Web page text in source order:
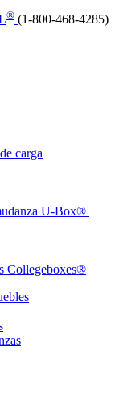
® (1-800-468-4285)
carga
U-Box®
Collegeboxes®